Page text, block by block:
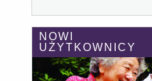
NOWI
UŻYTKOWNICY